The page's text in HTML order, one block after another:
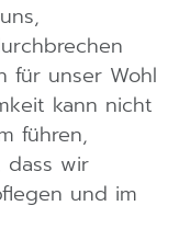
für unser Wohl
kann nicht
führen,
dass wir
und im